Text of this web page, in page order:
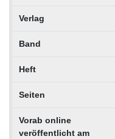
Verlag
Band
Heft
Seiten
Vorab online
veröffentlicht am